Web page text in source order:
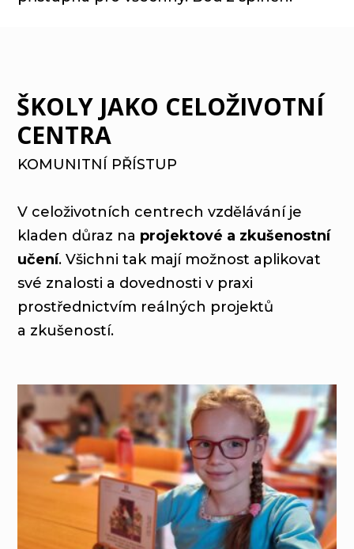
ŠKOLY JAKO CELOŽIVOTNÍ
CENTRA
KOMUNITNÍ PŘÍSTUP
V celoživotních centrech vzdělávání je
kladen důraz na projektové a zkušenostní
učení. Všichni tak mají možnost aplikovat
své znalosti a dovednosti v praxi
prostřednictvím reálných projektů
a zkušeností.